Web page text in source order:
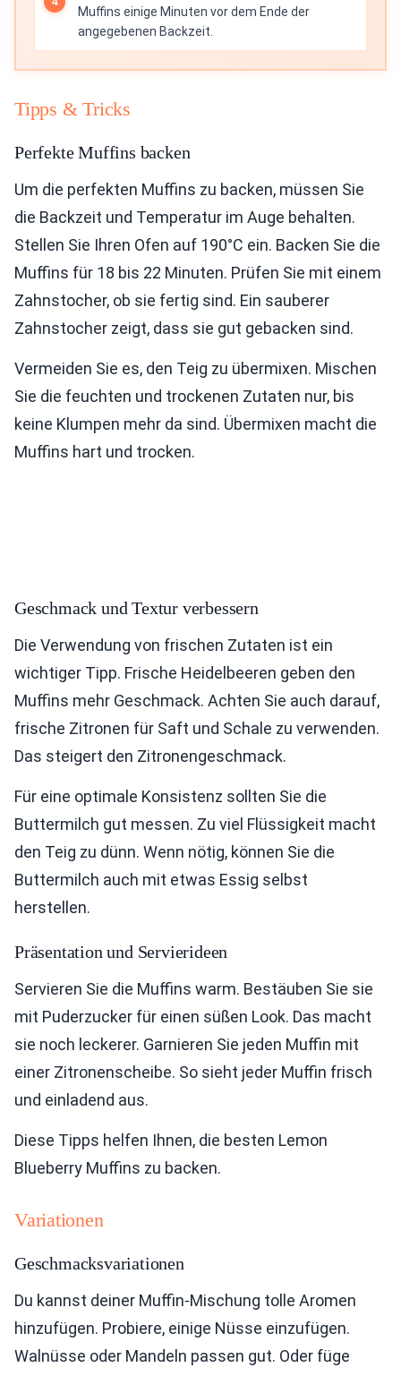
Muffins einige Minuten vor dem Ende der
angegebenen Backzeit.
Tipps & Tricks
Perfekte Muffins backen
Um die perfekten Muffins zu backen, müssen Sie
die Backzeit und Temperatur im Auge behalten.
Stellen Sie Ihren Ofen auf 190°C ein. Backen Sie die
Muffins für 18 bis 22 Minuten. Prüfen Sie mit einem
Zahnstocher, ob sie fertig sind. Ein sauberer
Zahnstocher zeigt, dass sie gut gebacken sind.
Vermeiden Sie es, den Teig zu übermixen. Mischen
Sie die feuchten und trockenen Zutaten nur, bis
keine Klumpen mehr da sind. Übermixen macht die
Muffins hart und trocken.
Geschmack und Textur verbessern
Die Verwendung von frischen Zutaten ist ein
wichtiger Tipp. Frische Heidelbeeren geben den
Muffins mehr Geschmack. Achten Sie auch darauf,
frische Zitronen für Saft und Schale zu verwenden.
Das steigert den Zitronengeschmack.
Für eine optimale Konsistenz sollten Sie die
Buttermilch gut messen. Zu viel Flüssigkeit macht
den Teig zu dünn. Wenn nötig, können Sie die
Buttermilch auch mit etwas Essig selbst
herstellen.
Präsentation und Servierideen
Servieren Sie die Muffins warm. Bestäuben Sie sie
mit Puderzucker für einen süßen Look. Das macht
sie noch leckerer. Garnieren Sie jeden Muffin mit
einer Zitronenscheibe. So sieht jeder Muffin frisch
und einladend aus.
Diese Tipps helfen Ihnen, die besten Lemon
Blueberry Muffins zu backen.
Variationen
Geschmacksvariationen
Du kannst deiner Muffin-Mischung tolle Aromen
hinzufügen. Probiere, einige Nüsse einzufügen.
Walnüsse oder Mandeln passen gut. Oder füge